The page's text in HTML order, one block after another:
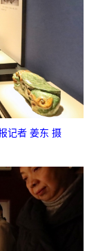
记者 姜东 摄